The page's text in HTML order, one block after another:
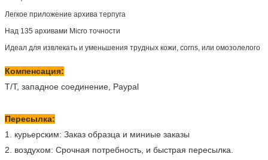
Легкое приложение архива терпуга
Над 135 архивами Micro точности
Идеал для извлекать и уменьшения трудных кожи, corns, или омозолелого
Компенсация:
T/T, западное соединение, Paypal
Пересылка:
1. курьерским: Заказ образца и миниые заказы
2. воздухом: Срочная потребность, и быстрая пересылка.